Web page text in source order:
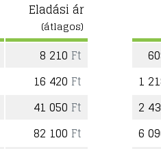
Eladási ár
(átlagos)
8 210 Ft
16 420 Ft
41 050 Ft
82 100 Ft
1
2
6